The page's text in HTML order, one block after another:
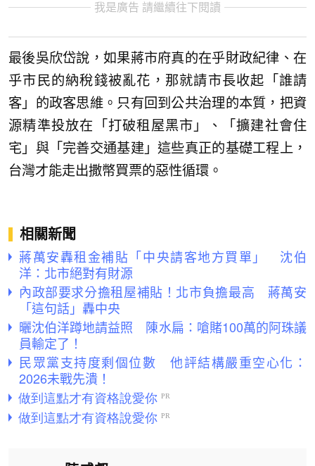
我是廣告 請繼續往下閱讀
最後吳欣岱說，如果蔣市府真的在乎財政紀律、在
乎市民的納稅錢被亂花，那就請市長收起「誰請
客」的政客思維。只有回到公共治理的本質，把資
源精準投放在「打破租屋黑市」、「擴建社會住
宅」與「完善交通基建」這些真正的基礎工程上，
台灣才能走出撒幣買票的惡性循環。
相關新聞
蔣萬安轟租金補貼「中央請客地方買單」 沈伯
洋：北市絕對有財源
內政部要求分擔租屋補貼！北市負擔最高 蔣萬安
「這句話」轟中央
曬沈伯洋蹲地請益照 陳水扁：嗆賭100萬的阿珠議
員輸定了！
民眾黨支持度剩個位數 他評結構嚴重空心化：
2026未戰先潰！